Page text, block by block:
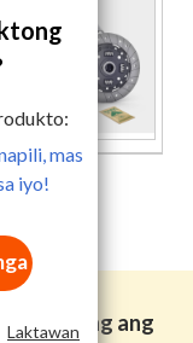
mas
iyo!
Laktawan
packaging ang